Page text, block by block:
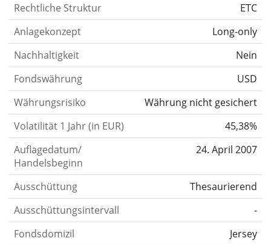
Rechtliche Struktur
ETC
Anlagekonzept
Long-only
Nachhaltigkeit
Nein
Fondswährung
USD
Währungsrisiko
Währung nicht gesichert
Volatilität 1 Jahr (in EUR)
45,38%
Auflagedatum/
Handelsbeginn
24. April 2007
Ausschüttung
Thesaurierend
Ausschüttungsintervall
-
Fondsdomizil
Jersey